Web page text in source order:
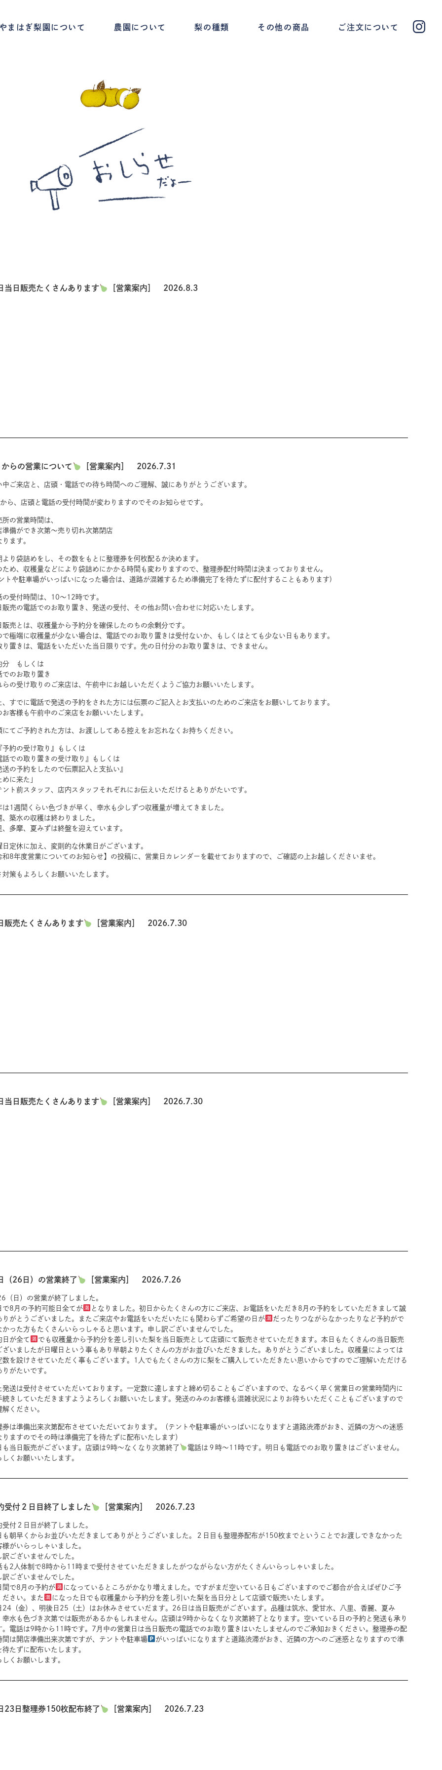
まはぎ梨園について 農園について 梨の種類 その他の商品 ご注文について
当日販売たくさんあります ［営業案内］ 2026.8.3
らの営業について ［営業案内］ 2026.7.31
中ご来店と、店頭・電話での待ち時間へのご理解、誠にありがとうございます。
ら、店頭と電話の受付時間が変わりますのでそのお知らせです。
所の営業時間は、
準備ができ次第〜売り切れ次第閉店
ります。
より袋詰めをし、その数をもとに整理券を何枚配るか決めます。
ため、収穫量などにより袋詰めにかかる時間も変わりますので、整理券配付時間は決まっておりません。
トや駐車場がいっぱいになった場合は、道路が混雑するため準備完了を待たずに配付することもあります)
の受付時間は、10〜12時です。
販売の電話でのお取り置き、発送の受付、その他お問い合わせに対応いたします。
販売とは、収穫量から予約分を確保したのちの余剰分です。
で極端に収穫量が少ない場合は、電話でのお取り置きは受付ないか、もしくはとても少ない日もあります。
り置きは、電話をいただいた当日限りです。先の日付分のお取り置きは、できません。
分 もしくは
でのお取り置き
らの受け取りのご来店は、午前中にお越しいただくようご協力お願いいたします。
、すでに電話で発送の予約をされた方には伝票のご記入とお支払いのためのご来店をお願いしております。
お客様も午前中のご来店をお願いいたします。
にてご予約された方は、お渡ししてある控えをお忘れなくお持ちください。
予約の受け取り』もしくは
話での取り置きの受け取り』もしくは
送の予約をしたので伝票記入と支払い』
めに来た」
ント前スタッフ、店内スタッフそれぞれにお伝えいただけるとありがたいです。
は1週間くらい色づきが早く、幸水も少しずつ収穫量が増えてきました。
、築水の収穫は終わりました。
、多摩、夏みずは終盤を迎えています。
日定休に加え、変則的な休業日がございます。
和8年度営業についてのお知らせ】の投稿に、営業日カレンダーを載せておりますので、ご確認の上お越しくださいませ。
対策もよろしくお願いいたします。
販売たくさんあります ［営業案内］ 2026.7.30
当日販売たくさんあります ［営業案内］ 2026.7.30
（26日）の営業終了 ［営業案内］ 2026.7.26
（日）の営業が終了しました。
で8月の予約可能日全てが
となりました。初日からたくさんの方にご来店、お電話をいただき8月の予約をしていただきまして誠
りがとうございました。またご来店やお電話をいただいたにも関わらずご希望の日が
だったりつながらなかったりなど予約がで
かった方もたくさんいらっしゃると思います。申し訳ございませんでした。
日が全て
でも収穫量から予約分を差し引いた梨を当日販売として店頭にて販売させていただきます。本日もたくさんの当日販売
ざいましたが日曜日という事もあり早朝よりたくさんの方がお並びいただきました。ありがとうございました。収穫量によっては
数を設けさせていただく事もございます。1人でもたくさんの方に梨をご購入していただきたい思いからですのでご理解いただける
りがたいです。
発送は受付させていただいております。一定数に達しますと締め切ることもございますので、なるべく早く営業日の営業時間内に
続きしていただきますようよろしくお願いいたします。発送のみのお客様も混雑状況によりお待ちいただくこともございますので
解ください。
券は準備出来次第配布させていただいております。（テントや駐車場がいっぱいになりますと道路渋滞がおき、近隣の方への迷惑
りますのでその時は準備完了を待たずに配布いたします）
も当日販売がございます。店頭は9時〜なくなり次第終了
電話は９時〜11時です。明日も電話でのお取り置きはございません。
しくお願いいたします。
受付２日目終了しました ［営業案内］ 2026.7.23
受付２日目が終了しました。
も朝早くからお並びいただきましてありがとうございました。２日目も整理券配布が150枚までということでお渡しできなかった
様がいらっしゃいました。
訳ございませんでした。
も2人体制で8時から11時まで受付させていただきましたがつながらない方がたくさんいらっしゃいました。
訳ございませんでした。
間で8月の予約が
になっているところがかなり増えました。ですがまだ空いている日もございますのでご都合が合えばぜひご予
ださい。また
になった日でも収穫量から予約分を差し引いた梨を当日分として店頭で販売いたします。
24（金）、明後日25（土）はお休みさせていだます。26日は当日販売がございます。品種は筑水、愛甘水、八里、香麗、夏み
幸水も色づき次第では販売があるかもしれません。店頭は9時からなくなり次第終了となります。空いている日の予約と発送も承り
。電話は9時から11時です。7月中の営業日は当日販売の電話でのお取り置きはいたしませんのでご承知おきください。整理券の配
間は開店準備出来次第ですが、テントや駐車場
がいっぱいになりますと道路渋滞がおき、近隣の方へのご迷惑となりますので準
待たずに配布いたします。
しくお願いします。
23日整理券150枚配布終了 ［営業案内］ 2026.7.23